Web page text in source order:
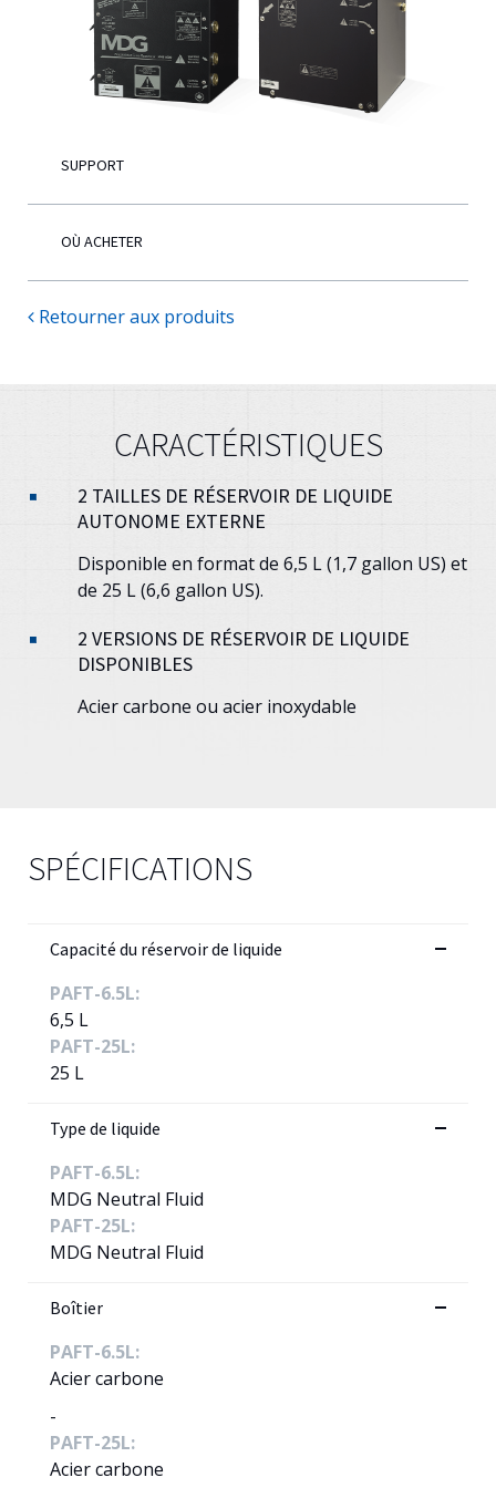
Français
SUPPORT
OÙ ACHETER
Retourner aux produits
CARACTÉRISTIQUES
2 TAILLES DE RÉSERVOIR DE LIQUIDE
AUTONOME EXTERNE
Disponible en format de 6,5 L (1,7 gallon US) et
de 25 L (6,6 gallon US).
2 VERSIONS DE RÉSERVOIR DE LIQUIDE
DISPONIBLES
Acier carbone ou acier inoxydable
SPÉCIFICATIONS
Capacité du réservoir de liquide
PAFT-6.5L:
6,5 L
PAFT-25L:
25 L
Type de liquide
PAFT-6.5L:
MDG Neutral Fluid
PAFT-25L:
MDG Neutral Fluid
Boîtier
PAFT-6.5L:
Acier carbone
-
PAFT-25L:
Acier carbone